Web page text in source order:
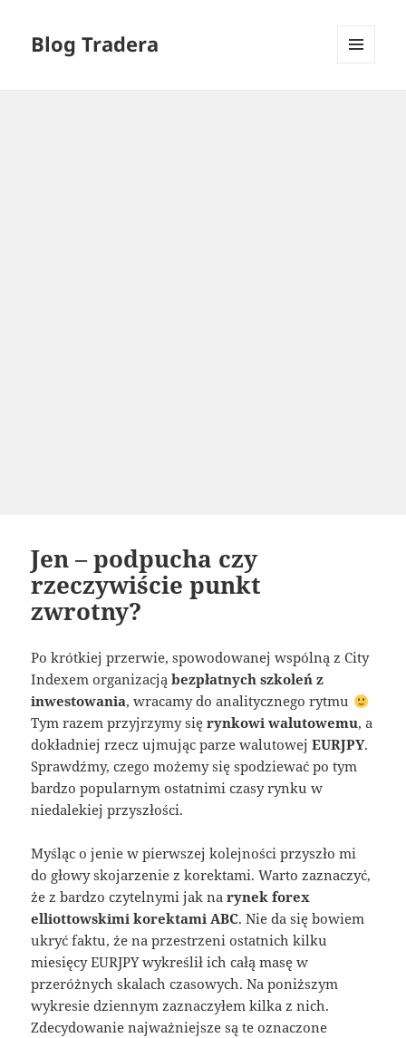
Blog Tradera
Jen – podpucha czy
rzeczywiście punkt
zwrotny?
Po krótkiej przerwie, spowodowanej wspólną z City
Indexem organizacjąbezpłatnych szkoleń z
inwestowania, wracamy do analitycznego rytmu
Tym razem przyjrzymy sięrynkowi walutowemu, a
dokładniej rzecz ujmując parze walutowejEURJPY.
Sprawdźmy, czego możemy się spodziewać po tym
bardzo popularnym ostatnimi czasy rynku w
niedalekiej przyszłości.
Myśląc o jenie w pierwszej kolejności przyszło mi
do głowy skojarzenie z korektami. Warto zaznaczyć,
że z bardzo czytelnymi jak narynek forex
elliottowskimi korektami ABC. Nie da się bowiem
ukryć faktu, że na przestrzeni ostatnich kilku
miesięcy EURJPY wykreślił ich całą masę w
przeróżnych skalach czasowych. Na poniższym
wykresie dziennym zaznaczyłem kilka z nich.
Zdecydowanie najważniejsze są te oznaczone